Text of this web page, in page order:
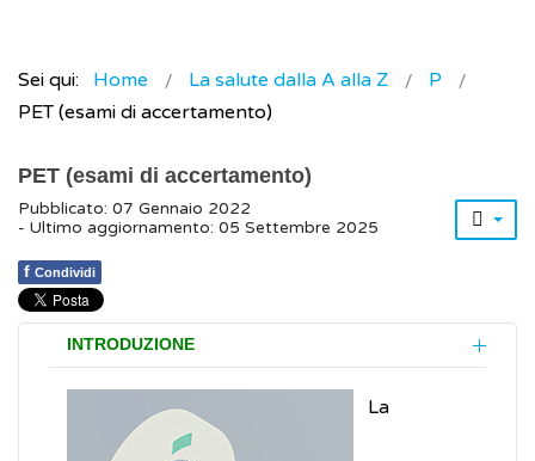
Sei qui: Home La salute dalla A alla Z
P
PET (esami di accertamento)
PET (esami di accertamento)
Pubblicato: 07 Gennaio 2022
- Ultimo aggiornamento: 05 Settembre 2025
f Condividi
INTRODUZIONE
La